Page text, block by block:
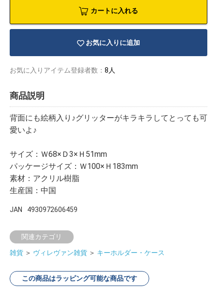
カートに入れる
お気に入りに追加
お気に入りアイテム登録者数： 8人
商品説明
背面にも絵柄入り♪グリッターがキラキラしてとっても可
愛いよ♪
サイズ：Ｗ68×Ｄ3×Ｈ51mm
パッケージサイズ：Ｗ100×Ｈ183mm
素材：アクリル樹脂
生産国：中国
JAN 4930972606459
関連カテゴリ
雑貨 ＞ ヴィレヴァン雑貨 ＞ キーホルダー・ケース
この商品はラッピング可能な商品です
イラストレ
アダルトグ